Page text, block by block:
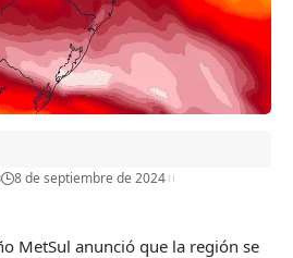
8 de septiembre de 2024
MetSul anunció que la región se